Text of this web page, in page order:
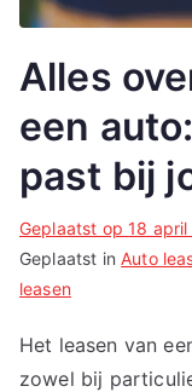
Alles
een
past bij
Geplaatst op18
Geplaatst inAuto
leasen
Het leasen van
zowel bij